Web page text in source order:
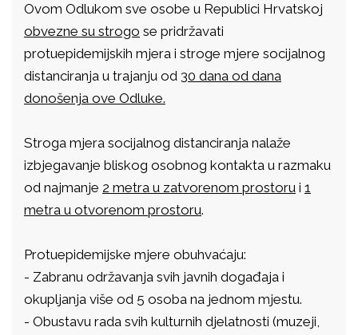
Ovom Odlukom sve osobe u Republici Hrvatskoj
obvezne su strogo se pridržavati
protuepidemijskih mjera i stroge mjere socijalnog
distanciranja u trajanju od 30 dana od dana
donošenja ove Odluke.
Stroga mjera socijalnog distanciranja nalaže
izbjegavanje bliskog osobnog kontakta u razmaku
od najmanje 2 metra u zatvorenom prostoru i 1
metra u otvorenom prostoru.
Protuepidemijske mjere obuhvaćaju:
- Zabranu održavanja svih javnih događaja i
okupljanja više od 5 osoba na jednom mjestu.
- Obustavu rada svih kulturnih djelatnosti (muzeji,